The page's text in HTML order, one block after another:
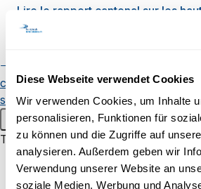
Diese Webseite verwendet Cookies
Wir verwenden Cookies, um Inhalte
personalisieren, Funktionen für
zu können und die Zugriffe auf
analysieren. Außerdem geben wir
Verwendung unserer Website an
soziale Medien, Werbung und
chercheurs
Événements
scientifiques
Menu principal
Transfert de savoir
Pour les enfants et les jeunes
Uni60+
Lire le rapport cantonal sur les
En lien
Campus de
conception